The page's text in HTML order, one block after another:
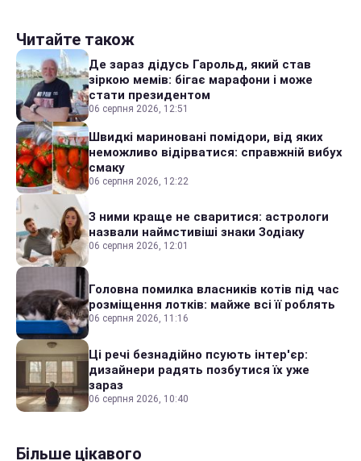
Читайте також
Де зараз дідусь Гарольд, який став
зіркою мемів: бігає марафони і може
стати президентом
06 серпня 2026, 12:51
Швидкі мариновані помідори, від яких
неможливо відірватися: справжній вибух
смаку
06 серпня 2026, 12:22
З ними краще не сваритися: астрологи
назвали наймстивіші знаки Зодіаку
06 серпня 2026, 12:01
Головна помилка власників котів під час
розміщення лотків: майже всі її роблять
06 серпня 2026, 11:16
Ці речі безнадійно псують інтер'єр:
дизайнери радять позбутися їх уже
зараз
06 серпня 2026, 10:40
Більше цікавого